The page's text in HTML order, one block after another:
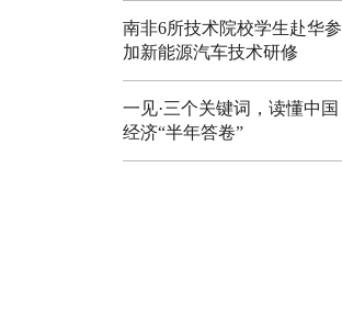
南非6所技术院校学生赴华参
加新能源汽车技术研修
一见·三个关键词，读懂中国
经济“半年答卷”